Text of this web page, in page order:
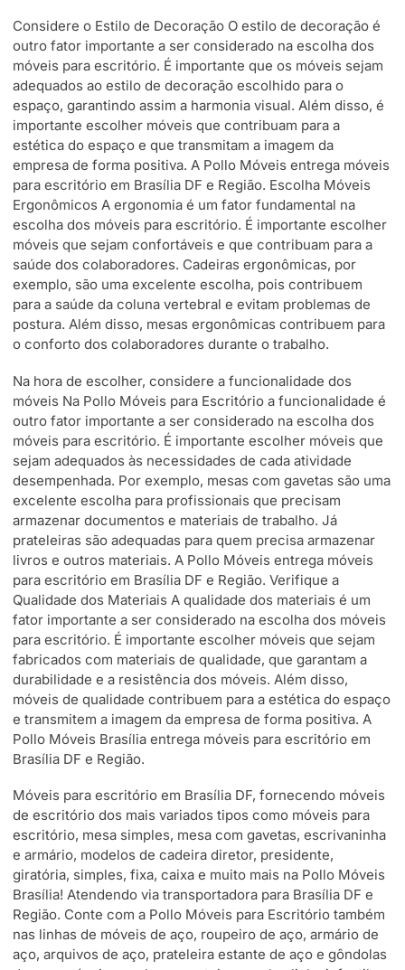
Considere o Estilo de Decoração O estilo de decoração é
outro fator importante a ser considerado na escolha dos
móveis para escritório. É importante que os móveis sejam
adequados ao estilo de decoração escolhido para o
espaço, garantindo assim a harmonia visual. Além disso, é
importante escolher móveis que contribuam para a
estética do espaço e que transmitam a imagem da
empresa de forma positiva. A Pollo Móveis entrega móveis
para escritório em Brasília DF e Região. Escolha Móveis
Ergonômicos A ergonomia é um fator fundamental na
escolha dos móveis para escritório. É importante escolher
móveis que sejam confortáveis e que contribuam para a
saúde dos colaboradores. Cadeiras ergonômicas, por
exemplo, são uma excelente escolha, pois contribuem
para a saúde da coluna vertebral e evitam problemas de
postura. Além disso, mesas ergonômicas contribuem para
o conforto dos colaboradores durante o trabalho.
Na hora de escolher, considere a funcionalidade dos
móveis Na Pollo Móveis para Escritório a funcionalidade é
outro fator importante a ser considerado na escolha dos
móveis para escritório. É importante escolher móveis que
sejam adequados às necessidades de cada atividade
desempenhada. Por exemplo, mesas com gavetas são uma
excelente escolha para profissionais que precisam
armazenar documentos e materiais de trabalho. Já
prateleiras são adequadas para quem precisa armazenar
livros e outros materiais. A Pollo Móveis entrega móveis
para escritório em Brasília DF e Região. Verifique a
Qualidade dos Materiais A qualidade dos materiais é um
fator importante a ser considerado na escolha dos móveis
para escritório. É importante escolher móveis que sejam
fabricados com materiais de qualidade, que garantam a
durabilidade e a resistência dos móveis. Além disso,
móveis de qualidade contribuem para a estética do espaço
e transmitem a imagem da empresa de forma positiva. A
Pollo Móveis Brasília entrega móveis para escritório em
Brasília DF e Região.
Móveis para escritório em Brasília DF, fornecendo móveis
de escritório dos mais variados tipos como móveis para
escritório, mesa simples, mesa com gavetas, escrivaninha
e armário, modelos de cadeira diretor, presidente,
giratória, simples, fixa, caixa e muito mais na Pollo Móveis
Brasília! Atendendo via transportadora para Brasília DF e
Região. Conte com a Pollo Móveis para Escritório também
nas linhas de móveis de aço, roupeiro de aço, armário de
aço, arquivos de aço, prateleira estante de aço e gôndolas